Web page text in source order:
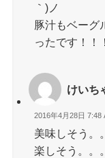
｀)ノ
豚汁もベーグ
ったです！！！
けいち
2016年4月28日 7:48
美味しそう。
楽しそう。。